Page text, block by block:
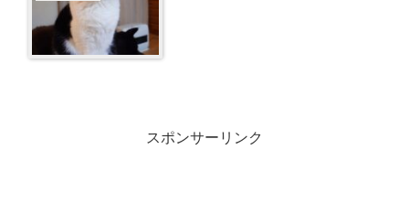
スポンサーリンク